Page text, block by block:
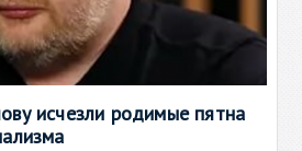
исчезли родимые пятна